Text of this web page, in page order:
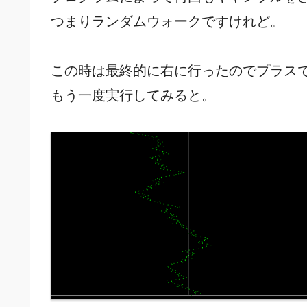
つまりランダムウォークですけれど。
この時は最終的に右に行ったのでプラス
もう一度実行してみると。